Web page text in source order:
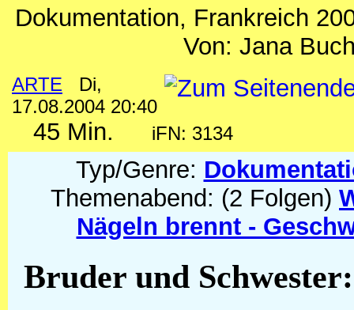
Dokumentation, Frankreich
Von: Jana
ARTE
Di,
17.08.2004 20:40
45 Min. iFN: 3134
Typ/Genre:
Themenabend: (2 Folgen)
Nägeln brennt -
Bruder und